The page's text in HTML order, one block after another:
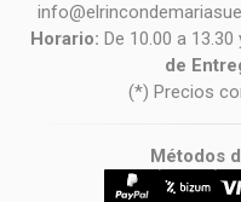
Horario: De 10.00 a
de
(*) Precios
Métodos